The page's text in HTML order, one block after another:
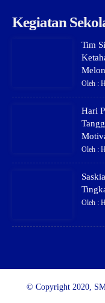
Kegiatan
Tim
Oleh :
Hari
Oleh :
Oleh :
© Copyright 2020,